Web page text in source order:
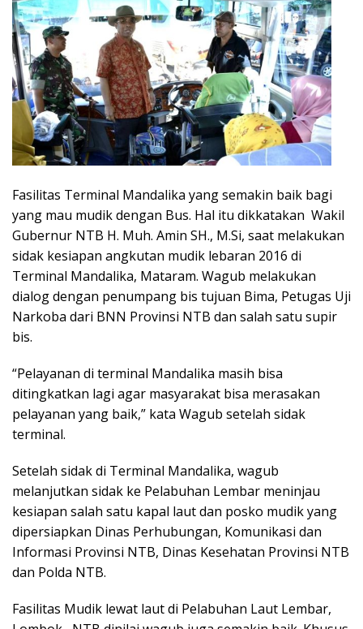
Fasilitas Terminal Mandalika yang semakin baik bagi
yang mau mudik dengan Bus. Hal itu dikkatakan Wakil
Gubernur NTB H. Muh. Amin SH., M.Si, saat melakukan
sidak kesiapan angkutan mudik lebaran 2016 di
Terminal Mandalika, Mataram. Wagub melakukan
dialog dengan penumpang bis tujuan Bima, Petugas Uji
Narkoba dari BNN Provinsi NTB dan salah satu supir
bis.
“Pelayanan di terminal Mandalika masih bisa
ditingkatkan lagi agar masyarakat bisa merasakan
pelayanan yang baik,” kata Wagub setelah sidak
terminal.
Setelah sidak di Terminal Mandalika, wagub
melanjutkan sidak ke Pelabuhan Lembar meninjau
kesiapan salah satu kapal laut dan posko mudik yang
dipersiapkan Dinas Perhubungan, Komunikasi dan
Informasi Provinsi NTB, Dinas Kesehatan Provinsi NTB
dan Polda NTB.
Fasilitas Mudik lewat laut di Pelabuhan Laut Lembar,